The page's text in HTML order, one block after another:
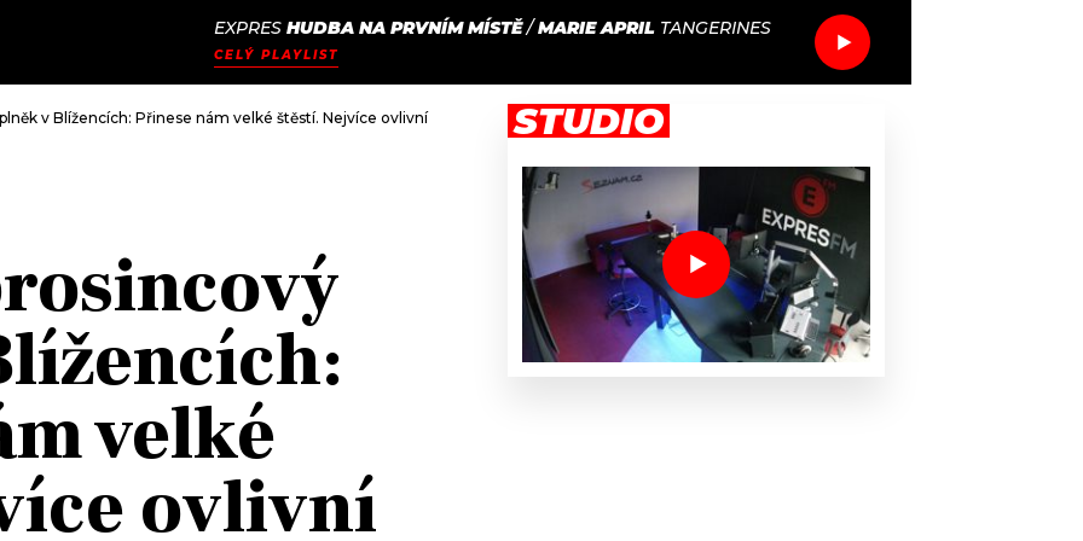
SEZNAM.CZ
EXPRES HUDBA NA PRVNÍM MÍSTĚ/MARIE APRIL TANGERINES
CELÝ PLAYLIST
v Blížencích: Přinese nám velké štěstí. Nejvíce ovlivní Panny, Střelce a Ryby
velké
ovlivní
STUDIO